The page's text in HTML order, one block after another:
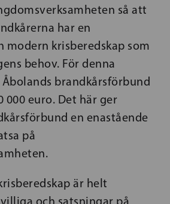
så att
har en
modern krisberedskap som
behov. För denna
brandkårsförbund
000 euro. Det här ger
en enastående
på
är helt
och satsningar på